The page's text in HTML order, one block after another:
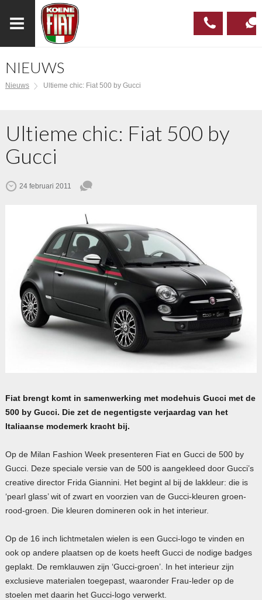
NIEUWS
Nieuws Ultieme chic: Fiat 500 by Gucci
Ultieme chic: Fiat 500 by
Gucci
24 februari 2011
Fiat brengt komt in samenwerking met modehuis Gucci met de
500 by Gucci. Die zet de negentigste verjaardag van het
Italiaanse modemerk kracht bij.
Op de Milan Fashion Week presenteren Fiat en Gucci de 500 by
Gucci. Deze speciale versie van de 500 is aangekleed door Gucci’s
creative director Frida Giannini. Het begint al bij de lakkleur: die is
‘pearl glass’ wit of zwart en voorzien van de Gucci-kleuren groen-
rood-groen. Die kleuren domineren ook in het interieur.
Op de 16 inch lichtmetalen wielen is een Gucci-logo te vinden en
ook op andere plaatsen op de koets heeft Gucci de nodige badges
geplakt. De remklauwen zijn ‘Gucci-groen’. In het interieur zijn
exclusieve materialen toegepast, waaronder Frau-leder op de
stoelen met daarin het Gucci-logo verwerkt.